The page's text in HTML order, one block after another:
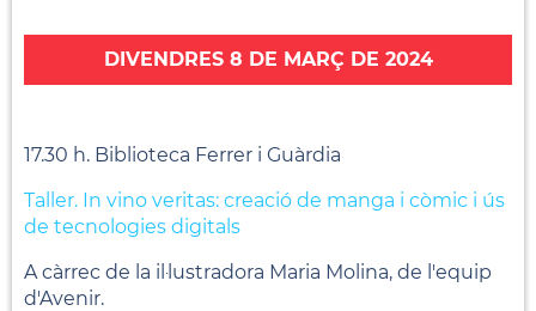
DIVENDRES 8 DE MARÇ DE 2024
17.30 h. Biblioteca Ferrer i Guàrdia
Taller. In vino veritas: creació de manga i còmic i ús
de tecnologies digitals
A càrrec de la il·lustradora Maria Molina, de l'equip
d'Avenir.